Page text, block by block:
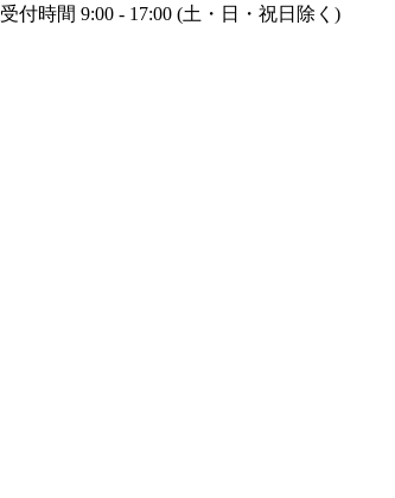
受付時間 9:00 - 17:00 (土・日・祝日除く)